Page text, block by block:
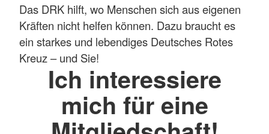
Das DRK hilft, wo Menschen sich aus eigenen
Kräften nicht helfen können. Dazu braucht es
ein starkes und lebendiges Deutsches Rotes
Kreuz – und Sie!
Ich interessiere
mich für eine